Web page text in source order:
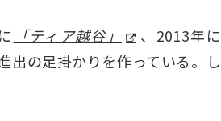
「ティア越谷」
、2013年に
出の足掛かりを作っている。し